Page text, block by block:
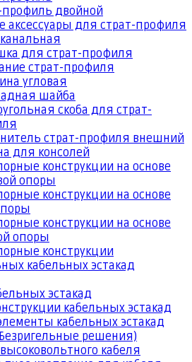
профиль двойной
для страт-профиля
для страт-профиля
страт-профиля
угловая
шайба
скоба для страт-
страт-профиля внешний
для консолей
конструкции на основе
опоры
конструкции на основе
конструкции на основе
опоры
конструкции
кабельных эстакад
эстакад
кабельных эстакад
кабельных эстакад
решения)
кабеля